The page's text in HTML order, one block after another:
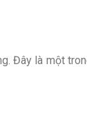
Đây là một